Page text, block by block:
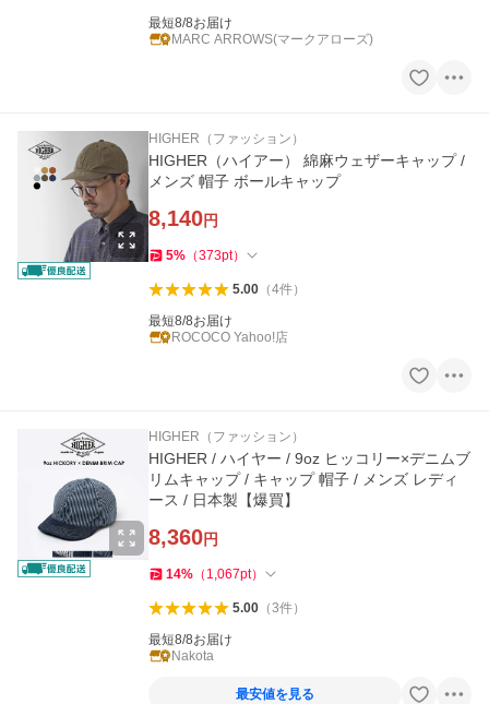
最短8/8お届け
MARC ARROWS(マークアローズ)
HIGHER（ファッション）
HIGHER（ハイアー） 綿麻ウェザーキャップ /
メンズ 帽子 ボールキャップ
8,140円
5% （373pt）
5.00（4件）
最短8/8お届け
ROCOCO Yahoo!店
HIGHER（ファッション）
HIGHER / ハイヤー / 9oz ヒッコリー×デニムブ
リムキャップ / キャップ 帽子 / メンズ レディ
ース / 日本製【爆買】
8,360円
14% （ 1,067pt）
5.00（3件）
最短8/8お届け
Nakota
最安値を見る